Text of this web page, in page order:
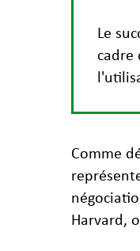
Le
cadre
Comme
Harvard,